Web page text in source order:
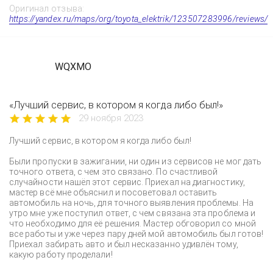
Оригинал отзыва:
https://yandex.ru/maps/org/toyota_elektrik/123507283996/reviews/
WQXMO
«Лучший сервис, в котором я когда либо был!»
29 ноября 2023
Лучший сервис, в котором я когда либо был!
Были пропуски в зажигании, ни один из сервисов не мог дать
точного ответа, с чем это связано. По счастливой
случайности нашёл этот сервис. Приехал на диагностику,
мастер всё мне объяснил и посоветовал оставить
автомобиль на ночь, для точного выявления проблемы. На
утро мне уже поступил ответ, с чем связана эта проблема и
что необходимо для её решения. Мастер обговорил со мной
все работы и уже через пару дней мой автомобиль был готов!
Приехал забирать авто и был несказанно удивлён тому,
какую работу проделали!